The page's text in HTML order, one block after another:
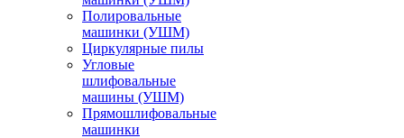
Полировальные
машинки (УШМ)
Циркулярные пилы
Угловые
шлифовальные
машины (УШМ)
Прямошлифовальные
машинки